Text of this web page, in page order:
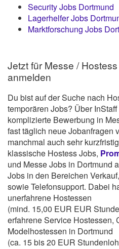
Security Jobs Dortmund
Lagerhelfer Jobs
Marktforschung Jobs
Jetzt für Messe /
anmelden
Du bist auf der Suche nach
temporären Jobs? Über
komplizierte Bewerbung in
fast täglich neue Jobanfragen
manchmal auch sehr
klassische Hostess Jobs,
und Messe Jobs in Dortmund
Jobs in den Bereichen
sowie Telefonsupport. Dabei
unerfahrene Hostessen
(mind. 15,00 EUR EUR
erfahrene Service Hostessen,
Modelhostessen in Dortmund
(ca. 15 bis 20 EUR